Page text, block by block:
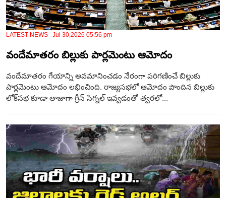
LATEST NEWS Jul 30,2026 05:56 pm
వందేమాతరం బిల్లుకు పార్లమెంటు ఆమోదం
వందేమాతరం గేయాన్ని అవమానించడం నేరంగా పరిగణించే బిల్లుకు
పార్లమెంటు ఆమోదం లభించింది. రాజ్యసభలో ఆమోదం పొందిన బిల్లుకు
లోక్‌సభ కూడా తాజాగా గ్రీన్ సిగ్నల్ ఇవ్వడంతో త్వరలో...